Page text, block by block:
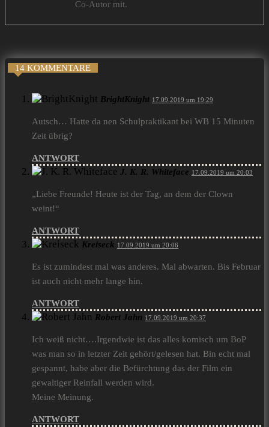
Co-Autor mit.
14 KOMMENTARE
BrightKnight 17.09.2019 um 19:29
Autsch… Hatte da nen Schulpraktikant bei WB 15 Minuten
Zeit übrig?
ANTWORT
J. K. R. Whiteface 17.09.2019 um 20:03
„Liebe Freunde! Heute ist der Tag, an dem der Clown
weint!“
ANTWORT
Kreiseck 17.09.2019 um 20:06
Es ist zumindest mal was anderes. Mal abwarten. Bis Februar
ist auch nicht mehr lange hin.
ANTWORT
Robert Jahn 17.09.2019 um 20:37
Ich weiß nicht….Irgendwie ist das alles komisch um BoP
was man so in letzter Zeit gehört/gelesen hat. Bin echt mal
gespannt, habe aber die Befürchtung das der Film ein
gewaltiger Reinfall werden wird.
Meine Meinung.
ANTWORT